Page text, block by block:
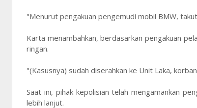
"Menurut pengakuan pengemudi mobil BMW,
Karta menambahkan, berdasarkan pengakuan
ringan.
"(Kasusnya) sudah diserahkan ke Unit Laka,
Saat ini, pihak kepolisian telah mengamankan
lebih lanjut.